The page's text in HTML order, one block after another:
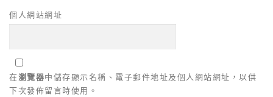
個人網站網址
在瀏覽器中儲存顯示名稱、電子郵件地址及個人網站網址，以供
下次發佈留言時使用。